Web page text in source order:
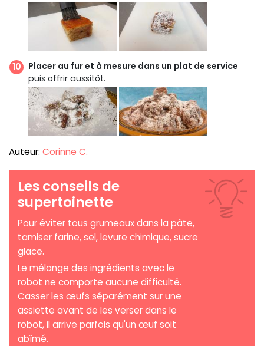
Placer au fur et à mesure dans un plat de service
puis offrir aussitôt.
Auteur: Corinne C.
Les conseils de
supertoinette
Pour éviter tous grumeaux dans la pâte,
tamiser farine, sel, levure chimique, sucre
glace.
Le mélange des ingrédients avec le
robot ne comporte aucune difficulté.
Casser les œufs séparément sur une
assiette avant de les verser dans le
robot, il arrive parfois qu'un œuf soit
abîmé.